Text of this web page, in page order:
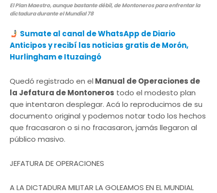
El Plan Maestro, aunque bastante débil, de Montoneros para enfrentar la
dictadura durante el Mundial 78
Sumate al canal de WhatsApp de Diario
Anticipos y recibí las noticias gratis de Morón,
Hurlingham e Ituzaingó
Quedó registrado en el Manual de Operaciones de
la Jefatura de Montoneros todo el modesto plan
que intentaron desplegar. Acá lo reproducimos de su
documento original y podemos notar todo los hechos
que fracasaron o si no fracasaron, jamás llegaron al
público masivo.
JEFATURA DE OPERACIONES
A LA DICTADURA MILITAR LA GOLEAMOS EN EL MUNDIAL